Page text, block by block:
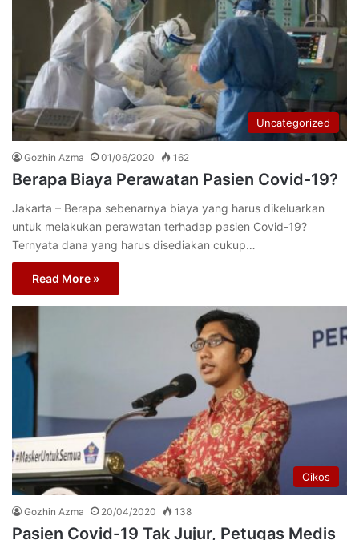
Uncategorized
Gozhin Azma 01/06/2020 162
Berapa Biaya Perawatan Pasien Covid-19?
Jakarta – Berapa sebenarnya biaya yang harus dikeluarkan
untuk melakukan perawatan terhadap pasien Covid-19?
Ternyata dana yang harus disediakan cukup…
Read More »
Oikos
Gozhin Azma 20/04/2020 138
Pasien Covid-19 Tak Jujur, Petugas Medis